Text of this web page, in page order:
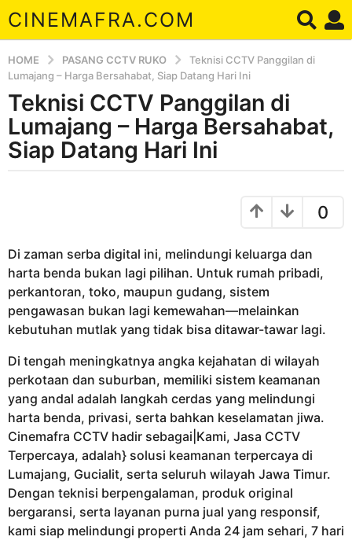
CINEMAFRA.COM
HOME PASANG CCTV RUKO
Teknisi CCTV Panggilan di
Lumajang – Harga Bersahabat, Siap Datang Hari Ini
7
b
u
l
o
7
b
u
l
n
a
g
o
Teknisi CCTV Panggilan di
Lumajang – Harga Bersahabat,
Siap Datang Hari Ini
d
a
0
Di zaman serba digital ini, melindungi keluarga dan
harta benda bukan lagi pilihan. Untuk rumah pribadi,
perkantoran, toko, maupun gudang, sistem
pengawasan bukan lagi kemewahan—melainkan
kebutuhan mutlak yang tidak bisa ditawar-tawar lagi.
Di tengah meningkatnya angka kejahatan di wilayah
perkotaan dan suburban, memiliki sistem keamanan
yang andal adalah langkah cerdas yang melindungi
harta benda, privasi, serta bahkan keselamatan jiwa.
Cinemafra CCTV hadir sebagai|Kami, Jasa CCTV
Terpercaya, adalah} solusi keamanan terpercaya di
Lumajang, Gucialit, serta seluruh wilayah Jawa Timur.
Dengan teknisi berpengalaman, produk original
bergaransi, serta layanan purna jual yang responsif,
kami siap melindungi properti Anda 24 jam sehari, 7 hari